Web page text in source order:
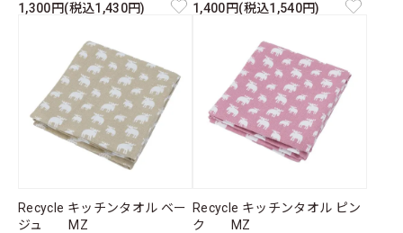
1,300円(税込1,430円)
1,400円(税込1,540円)
Recycle キッチンタオル ベー
ジュ MZ
Recycle キッチンタオル ピン
ク MZ